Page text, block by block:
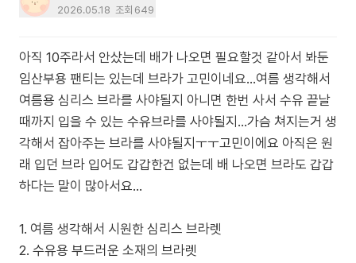
2026.05.18 조회 649
아직 10주라서 안샀는데 배가 나오면 필요할것 같아서 봐둔
임산부용 팬티는 있는데 브라가 고민이네요...여름 생각해서
여름용 심리스 브라를 사야될지 아니면 한번 사서 수유 끝날
때까지 입을 수 있는 수유브라를 사야될지...가슴 쳐지는거 생
각해서 잡아주는 브라를 사야될지ㅜㅜ고민이에요 아직은 원
래 입던 브라 입어도 갑갑한건 없는데 배 나오면 브라도 갑갑
하다는 말이 많아서요...
1. 여름 생각해서 시원한 심리스 브라렛
2. 수유용 부드러운 소재의 브라렛